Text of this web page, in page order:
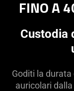
FINO A
Custodia
Goditi la
auricolari